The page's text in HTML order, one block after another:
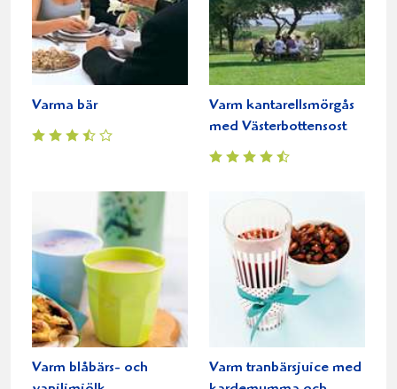
Varma bär
Varm kantarellsmörgås
med Västerbottensost
Varm blåbärs- och
Varm tranbärsjuice med